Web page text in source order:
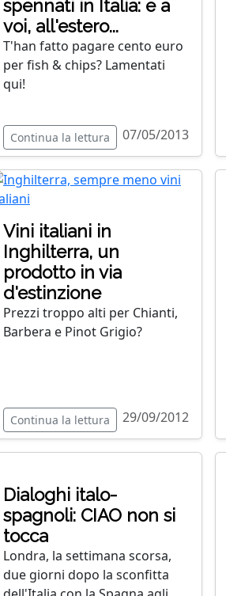
spennati in Italia: e a
voi, all'estero...
T'han fatto pagare cento euro
per fish & chips? Lamentati
qui!
Continua la lettura 07/05/2013
Vini italiani in
Inghilterra, un
prodotto in via
d'estinzione
Prezzi troppo alti per Chianti,
Barbera e Pinot Grigio?
Continua la lettura 29/09/2012
Dialoghi italo-
spagnoli: CIAO non si
tocca
Londra, la settimana scorsa,
due giorni dopo la sconfitta